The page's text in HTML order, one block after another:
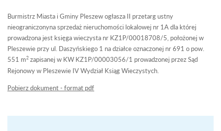
Burmistrz Miasta i Gminy Pleszew ogłasza II przetarg ustny
nieograniczonyna sprzedaż nieruchomości lokalowej nr 1A dla której
prowadzona jest księga wieczysta nr KZ1P/00018708/5, położonej w
Pleszewie przy ul. Daszyńskiego 1 na działce oznaczonej nr 691 o pow.
551 m2 zapisanej w KW KZ1P/00003056/1 prowadzonej przez Sąd
Rejonowy w Pleszewie IV Wydział Ksiąg Wieczystych.
Pobierz dokument - format pdf